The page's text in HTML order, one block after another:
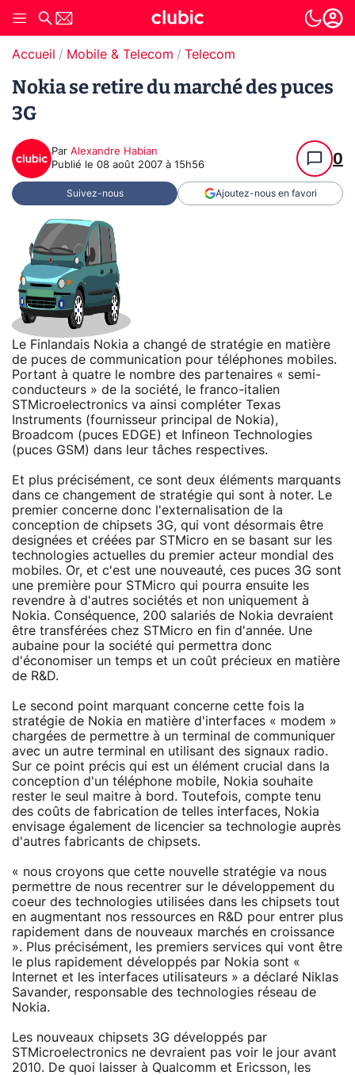
Accueil Mobile & Telecom Telecom
Nokia se retire du marché des puces
3G
Par Alexandre Habian
Publié le 08 août 2007 à 15h56 0
Suivez-nous Ajoutez-nous en favori
Le Finlandais Nokia a changé de stratégie en matière
de puces de communication pour téléphones mobiles.
Portant à quatre le nombre des partenaires « semi-
conducteurs » de la société, le franco-italien
STMicroelectronics va ainsi compléter Texas
Instruments (fournisseur principal de Nokia),
Broadcom (puces EDGE) et Infineon Technologies
(puces GSM) dans leur tâches respectives.
Et plus précisément, ce sont deux éléments marquants
dans ce changement de stratégie qui sont à noter. Le
premier concerne donc l'externalisation de la
conception de chipsets 3G, qui vont désormais être
designées et créées par STMicro en se basant sur les
technologies actuelles du premier acteur mondial des
mobiles. Or, et c'est une nouveauté, ces puces 3G sont
une première pour STMicro qui pourra ensuite les
revendre à d'autres sociétés et non uniquement à
Nokia. Conséquence, 200 salariés de Nokia devraient
être transférées chez STMicro en fin d'année. Une
aubaine pour la société qui permettra donc
d'économiser un temps et un coût précieux en matière
de R&D.
Le second point marquant concerne cette fois la
stratégie de Nokia en matière d'interfaces « modem »
chargées de permettre à un terminal de communiquer
avec un autre terminal en utilisant des signaux radio.
Sur ce point précis qui est un élément crucial dans la
conception d'un téléphone mobile, Nokia souhaite
rester le seul maitre à bord. Toutefois, compte tenu
des coûts de fabrication de telles interfaces, Nokia
envisage également de licencier sa technologie auprès
d'autres fabricants de chipsets.
« nous croyons que cette nouvelle stratégie va nous
permettre de nous recentrer sur le développement du
coeur des technologies utilisées dans les chipsets tout
en augmentant nos ressources en R&D pour entrer plus
rapidement dans de nouveaux marchés en croissance
». Plus précisément, les premiers services qui vont être
le plus rapidement développés par Nokia sont «
Internet et les interfaces utilisateurs » a déclaré Niklas
Savander, responsable des technologies réseau de
Nokia.
Les nouveaux chipsets 3G développés par
STMicroelectronics ne devraient pas voir le jour avant
2010. De quoi laisser à Qualcomm et Ericsson, les